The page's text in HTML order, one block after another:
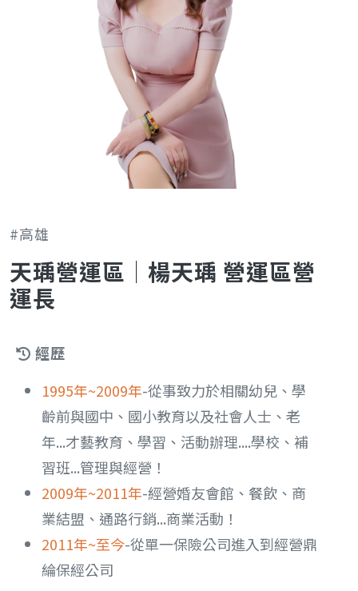
#高雄
天瑀營運區｜楊天瑀 營運區營
運長
經歷
1995年~2009年-從事致力於相關幼兒、學
齡前與國中、國小教育以及社會人士、老
年...才藝教育、學習、活動辦理....學校、補
習班...管理與經營！
2009年~2011年-經營婚友會館、餐飲、商
業結盟、通路行銷...商業活動！
2011年~至今-從單一保險公司進入到經營鼎
綸保經公司